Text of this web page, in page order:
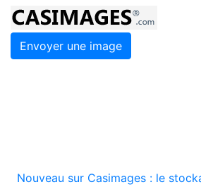
Envoyer une image
Nouveau sur Casimages : le